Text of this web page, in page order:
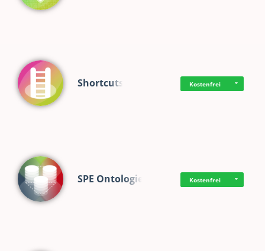
Shortcuts Kostenfrei
SPE Ontologie Kostenfrei